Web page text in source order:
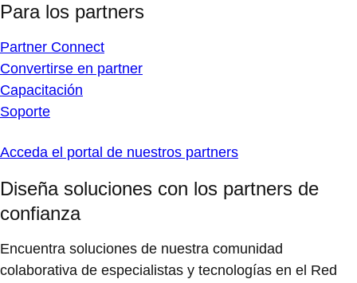
Para los partners
Partner Connect
Convertirse en partner
Capacitación
Soporte
Acceda el portal de nuestros partners
Diseña soluciones con los partners de
confianza
Encuentra soluciones de nuestra comunidad
colaborativa de especialistas y tecnologías en el Red